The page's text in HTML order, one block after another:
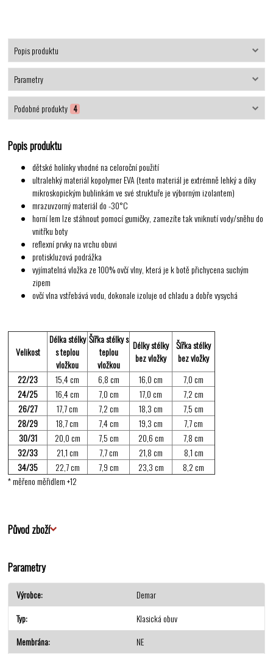
Popis produktu
Parametry
Podobné produkty 4
Popis produktu
dětské holínky vhodné na celoroční použití
ultralehký materiál kopolymer EVA (tento materiál je extrémně lehký a díky
mikroskopickým bublinkám ve své struktuře je výborným izolantem)
mrazuvzorný materiál do -30°C
horní lem lze stáhnout pomocí gumičky, zamezíte tak vniknutí vody/sněhu do
vnitřku boty
reflexní prvky na vrchu obuvi
protiskluzová podrážka
vyjímatelná vložka ze 100% ovčí vlny, která je k botě přichycena suchým
zipem
ovčí vlna vstřebává vodu, dokonale izoluje od chladu a dobře vysychá
Velikost
Délka stélky
s teplou
vložkou
Šířka stélky s
teplou
vložkou
Délky stélky
bez vložky
Šířka stélky
bez vložky
22/23
15,4 cm 6,8 cm 16,0 cm
7,0 cm
24/25
16,4 cm 7,0 cm 17,0 cm
7,2 cm
26/27
17,7 cm 7,2 cm 18,3 cm
7,5 cm
28/29
18,7 cm 7,4 cm 19,3 cm
7,7 cm
30/31
20,0 cm 7,5 cm 20,6 cm
7,8 cm
32/33
21,1 cm 7,7 cm 21,8 cm
8,1 cm
34/35
22,7 cm 7,9 cm 23,3 cm
8,2 cm
* měřeno měřidlem +12
Původ zboží
Parametry
Výrobce
Demar
Typ
Klasická obuv
Membrána
NE